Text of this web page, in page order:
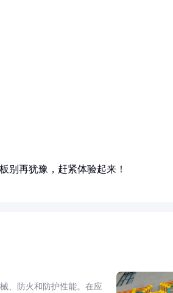
别再犹豫，赶紧体验起来！
、防火和防护性能。在应